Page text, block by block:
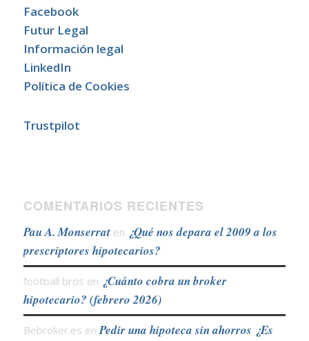
Facebook
Futur Legal
Información legal
LinkedIn
Política de Cookies
Trustpilot
COMENTARIOS RECIENTES
Pau A. Monserraten ¿Qué nos depara el 2009 a los
prescriptores hipotecarios?
football bros en ¿Cuánto cobra un broker
hipotecario? (febrero 2026)
Bebroker.es enPedir una hipoteca sin ahorros ¿Es